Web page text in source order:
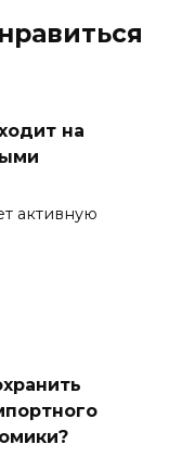
на
активную